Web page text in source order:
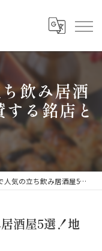
飲み居酒
する銘店と
飲み居酒屋5選！地元民も絶賛する銘店とは？
酒屋5選！地